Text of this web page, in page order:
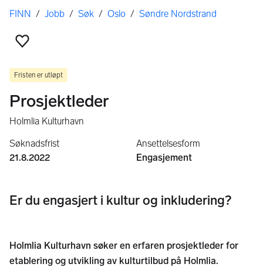
Her er du
FINN / Jobb / Søk / Oslo / Søndre Nordstrand
Fristen er utløpt
Prosjektleder
Holmlia Kulturhavn
Søknadsfrist
21.8.2022
Ansettelsesform
Engasjement
Er du engasjert i kultur og inkludering?
Holmlia Kulturhavn søker en erfaren prosjektleder for
etablering og utvikling av kulturtilbud på Holmlia.